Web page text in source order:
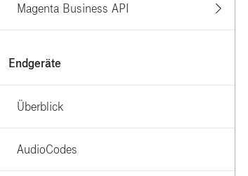
Magenta Business API
Endgeräte
Überblick
AudioCodes